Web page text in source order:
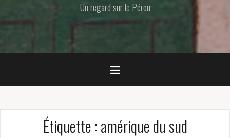
Un regard sur le Pérou
Étiquette :amérique du sud